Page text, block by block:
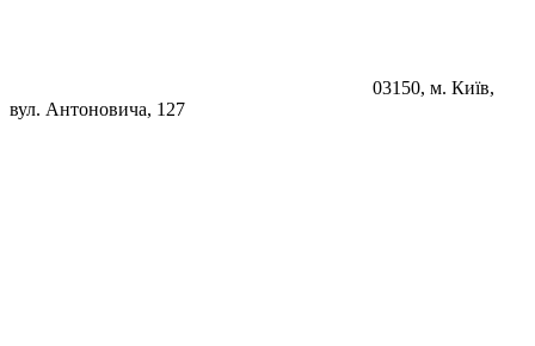
03150, м. Київ,
вул. Антоновича, 127